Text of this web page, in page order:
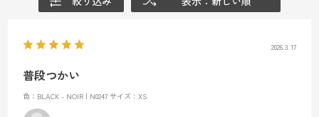
2026.3.17
普段つかい
色：BLACK - NOIR | N0247 サイズ：XS